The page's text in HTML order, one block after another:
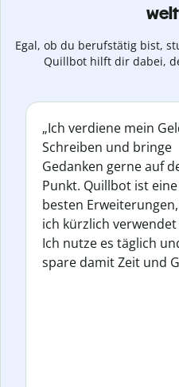
Egal, ob du berufstätig bist,
Quillbot hilft dir dabei,
„Ich verdiene mein
Schreiben und bringe
Gedanken gerne auf
Punkt. Quillbot ist
besten
ich kürzlich verwendet
Ich nutze es täglich
spare damit Zeit und